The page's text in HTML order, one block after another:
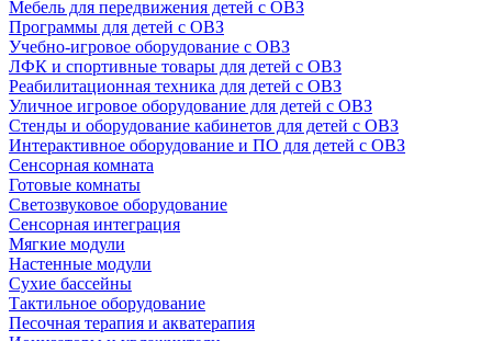
Мебель для передвижения детей с ОВЗ
Программы для детей с ОВЗ
Учебно-игровое оборудование с ОВЗ
ЛФК и спортивные товары для детей с ОВЗ
Реабилитационная техника для детей с ОВЗ
Уличное игровое оборудование для детей с ОВЗ
Стенды и оборудование кабинетов для детей с ОВЗ
Интерактивное оборудование и ПО для детей с ОВЗ
Сенсорная комната
Готовые комнаты
Светозвуковое оборудование
Сенсорная интеграция
Мягкие модули
Настенные модули
Сухие бассейны
Тактильное оборудование
Песочная терапия и акватерапия